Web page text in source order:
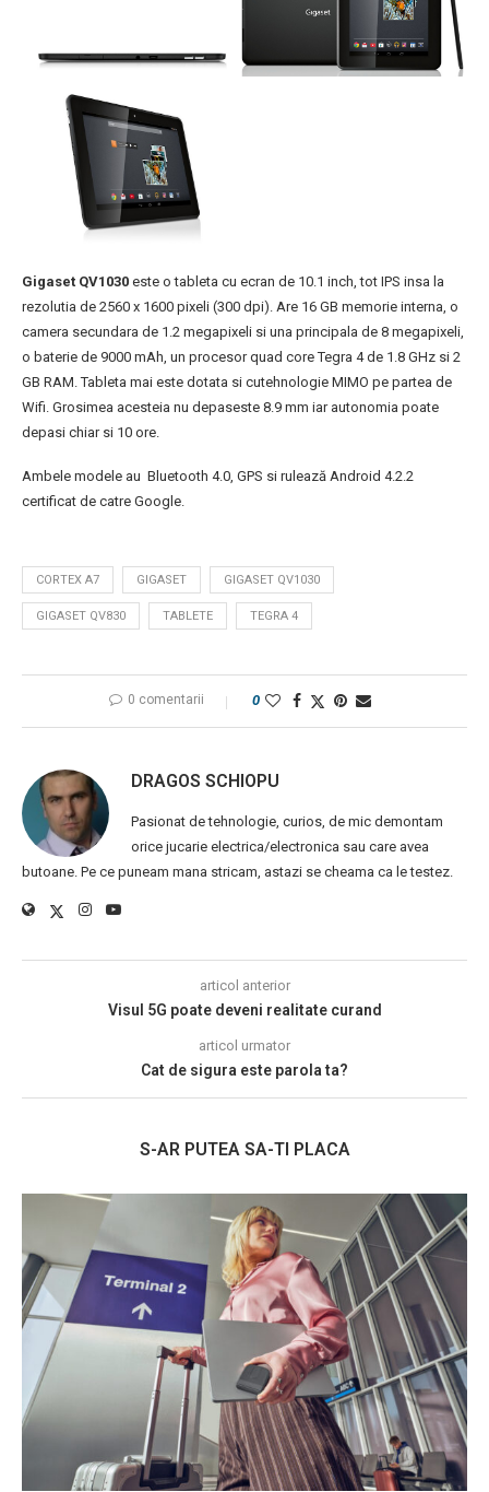
Gigaset QV1030 este o tableta cu ecran de 10.1 inch, tot IPS insa la
rezolutia de 2560 x 1600 pixeli (300 dpi). Are 16 GB memorie interna, o
camera secundara de 1.2 megapixeli si una principala de 8 megapixeli,
o baterie de 9000 mAh, un procesor quad core Tegra 4 de 1.8 GHz si 2
GB RAM. Tableta mai este dotata si cutehnologie MIMO pe partea de
Wifi. Grosimea acesteia nu depaseste 8.9 mm iar autonomia poate
depasi chiar si 10 ore.
Ambele modele au Bluetooth 4.0, GPS si rulează Android 4.2.2
certificat de catre Google.
CORTEX A7 GIGASET GIGASET QV1030
GIGASET QV830 TABLETE TEGRA 4
0 comentarii 0
DRAGOS SCHIOPU
Pasionat de tehnologie, curios, de mic demontam
orice jucarie electrica/electronica sau care avea
butoane. Pe ce puneam mana stricam, astazi se cheama ca le testez.
articol anterior
Visul 5G poate deveni realitate curand
articol urmator
Cat de sigura este parola ta?
S-AR PUTEA SA-TI PLACA